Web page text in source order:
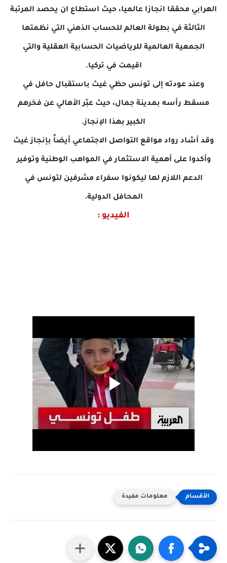
الهرابي محققا انجازا عالميا، حيث استطاع ان يحصد المرتبة
الثالثة في بطولة العالم للحساب الذهني التي نظمتها
الجمعية العالمية للرياضيات الحسابية العقلية والتي
اقيمت في تركيا.
وعند عودته إلى تونس حظي غيث باستقبال حافل في
مسقط رأسه بمدينة جمال، حيث عبّر الأهالي عن فخرهم
الكبير بهذا الإنجاز.
وقد أشاد رواد مواقع التواصل الاجتماعي أيضاً بإنجاز غيث
وأكدوا على أهمية الاستثمار في المواهب الوطنية وتوفير
الدعم اللازم لها ليكونوا سفراء مشرفين لتونس في
المحافل الدولية.
الفيديو :
معلومات مفيدة